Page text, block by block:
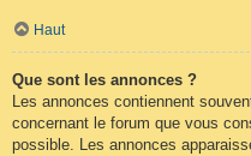
Haut
Que sont les annonces ?
Les annonces contiennent
concernant le forum que vous
possible. Les annonces